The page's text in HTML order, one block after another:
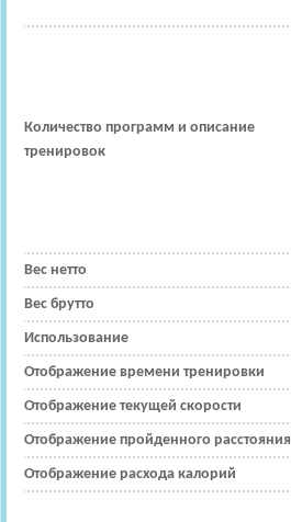
Количество программ и описание
тренировок
Вес нетто
Вес брутто
Использование
Отображение времени тренировки
Отображение текущей скорости
Отображение пройденного расстояния
Отображение расхода калорий